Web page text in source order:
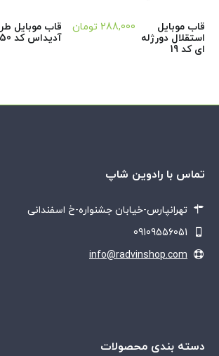
قاب موبایل
استقلال دورژله
ای کد 19
288,000 تومان
قاب موبایل
آدیداس کد 50
تماس با رادوین شاپ
تهرانپارس-خیابان جشنواره-خ اسفندانی
09109556051
info@radvinshop.com
دسته بندی محصولات